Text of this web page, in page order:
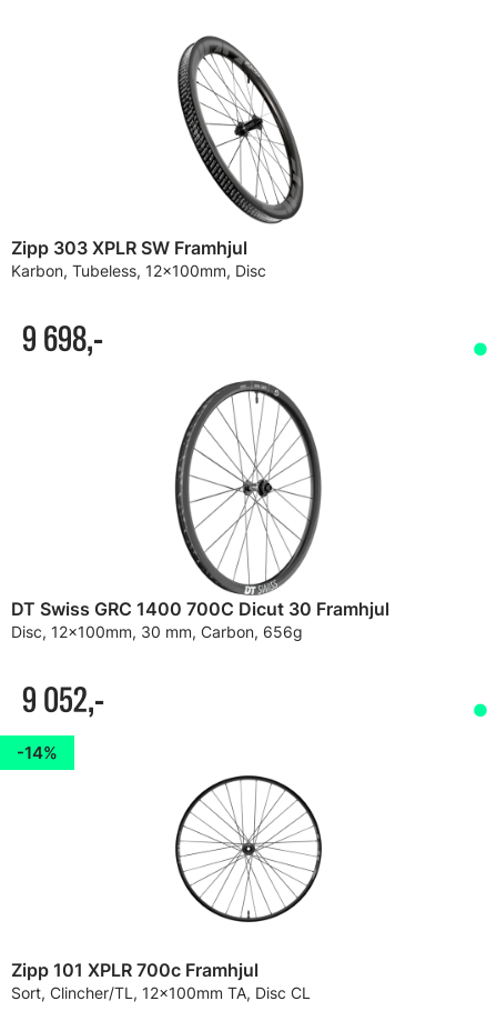
Zipp 303 XPLR SW Framhjul
Karbon, Tubeless, 12x100mm, Disc
9 698,-
DT Swiss GRC 1400 700C Dicut 30 Framhjul
Disc, 12x100mm, 30 mm, Carbon, 656g
9 052,-
14%
Zipp 101 XPLR 700c Framhjul
Sort, Clincher/TL, 12x100mm TA, Disc CL